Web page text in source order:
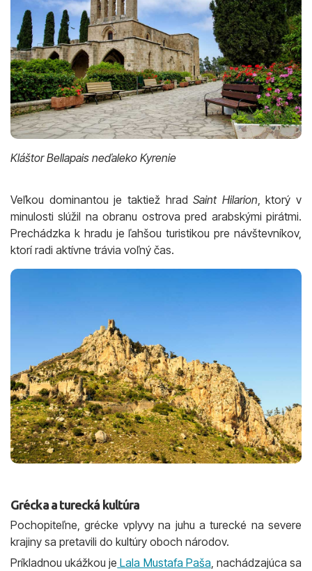
Kláštor Bellapais neďaleko Kyrenie
Veľkou dominantou je taktiež hradSaint Hilarion, ktorý v
minulosti slúžil na obranu ostrova pred arabskými pirátmi.
Prechádzka k hradu je ľahšou turistikou pre návštevníkov,
ktorí radi aktívne trávia voľný čas.
Grécka a turecká kultúra
Pochopiteľne, grécke vplyvy na juhu a turecké na severe
krajiny sa pretavili do kultúry oboch národov.
Príkladnou ukážkou je Lala Mustafa Paša, nachádzajúca sa